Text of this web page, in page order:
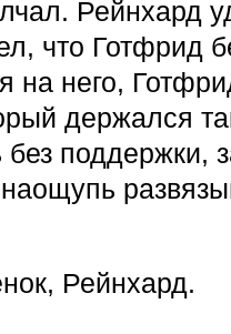
Рейнхард
что Готфрид
на него,
держался
без поддержки,
Рейнхард.